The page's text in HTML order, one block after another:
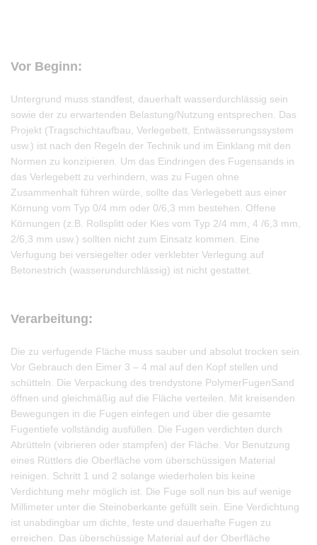
Vor Beginn:
Untergrund muss standfest, dauerhaft wasserdurchlässig sein
sowie der zu erwartenden Belastung/Nutzung entsprechen. Das
Projekt (Tragschichtaufbau, Verlegebett, Entwässerungssystem
usw.) ist nach den Regeln der Technik und im Einklang mit den
Normen zu konzipieren. Um das Eindringen des Fugensands in
das Verlegebett zu verhindern, was zu Fugen ohne
Zusammenhalt führen würde, sollte das Verlegebett aus einer
Körnung vom Typ 0/4 mm oder 0/6,3 mm bestehen. Offene
Körnungen (z.B. Rollsplitt oder Kies vom Typ 2/4 mm, 4 /6,3 mm,
2/6,3 mm usw.) sollten nicht zum Einsatz kommen. Eine
Verfugung bei versiegelter oder verklebter Verlegung auf
Betonestrich (wasserundurchlässig) ist nicht gestattet.
Verarbeitung:
Die zu verfugende Fläche muss sauber und absolut trocken sein.
Vor Gebrauch den Eimer 3 – 4 mal auf den Kopf stellen und
schütteln. Die Verpackung des trendystone PolymerFugenSand
öffnen und gleichmäßig auf die Fläche verteilen. Mit kreisenden
Bewegungen in die Fugen einfegen und über die gesamte
Fugentiefe vollständig ausfüllen. Die Fugen verdichten durch
Abrütteln (vibrieren oder stampfen) der Fläche. Vor Benutzung
eines Rüttlers die Oberfläche vom überschüssigen Material
reinigen. Schritt 1 und 2 solange wiederholen bis keine
Verdichtung mehr möglich ist. Die Fuge soll nun bis auf wenige
Millimeter unter die Steinoberkante gefüllt sein. Eine Verdichtung
ist unabdingbar um dichte, feste und dauerhafte Fugen zu
erreichen. Das überschüssige Material auf der Oberfläche